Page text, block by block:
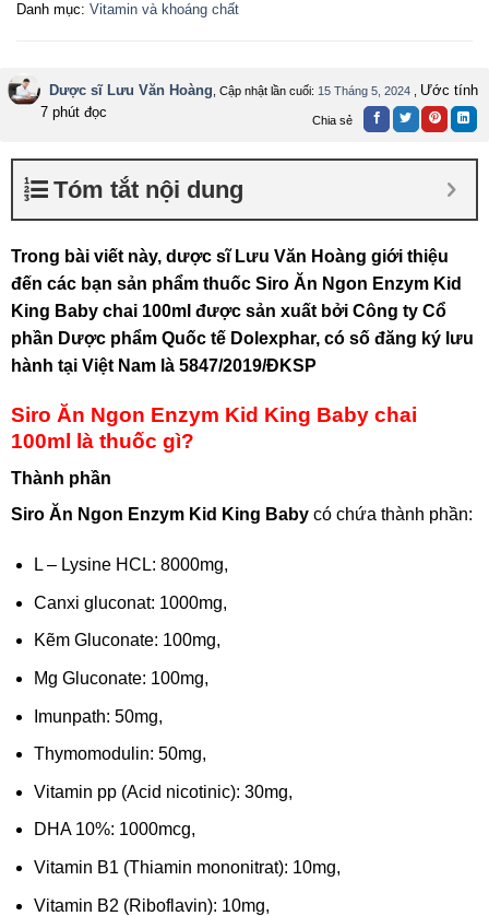
Danh mục: Vitamin và khoáng chất
Dược sĩ Lưu Văn Hoàng , Cập nhật lần cuối: 15 Tháng 5, 2024
Ước tính
7 phút đọc
Chia sẻ
Tóm tắt nội dung
Trong bài viết này, dược sĩ Lưu Văn Hoàng giới thiệu
đến các bạn sản phẩm thuốc Siro Ăn Ngon Enzym Kid
King Baby chai 100ml được sản xuất bởi Công ty Cổ
phần Dược phẩm Quốc tế Dolexphar, có số đăng ký lưu
hành tại Việt Nam là 5847/2019/ĐKSP
Siro Ăn Ngon Enzym Kid King Baby chai
100ml là thuốc gì?
Thành phần
Siro Ăn Ngon Enzym Kid King Baby có chứa thành phần:
L – Lysine HCL: 8000mg,
Canxi gluconat: 1000mg,
Kẽm Gluconate: 100mg,
Mg Gluconate: 100mg,
Imunpath: 50mg,
Thymomodulin: 50mg,
Vitamin pp (Acid nicotinic): 30mg,
DHA 10%: 1000mcg,
Vitamin B1 (Thiamin mononitrat): 10mg,
Vitamin B2 (Riboflavin): 10mg,